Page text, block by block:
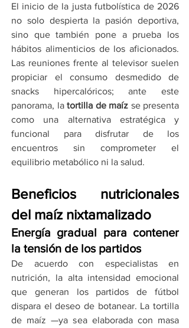
El inicio de la justa futbolística de 2026
no solo despierta la pasión deportiva,
sino que también pone a prueba los
hábitos alimenticios de los aficionados.
Las reuniones frente al televisor suelen
propiciar el consumo desmedido de
snacks hipercalóricos; ante este
panorama, la tortilla de maíz se presenta
como una alternativa estratégica y
funcional para disfrutar de los
encuentros sin comprometer el
equilibrio metabólico ni la salud.
Beneficios nutricionales
del maíz nixtamalizado
Energía gradual para contener
la tensión de los partidos
De acuerdo con especialistas en
nutrición, la alta intensidad emocional
que generan los partidos de fútbol
dispara el deseo de botanear. La tortilla
de maíz —ya sea elaborada con masa